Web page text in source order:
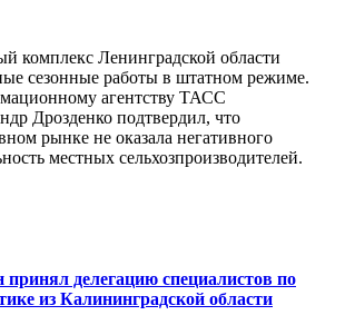
комплекс Ленинградской области
сезонные работы в штатном режиме.
агентству ТАСС
Дрозденко подтвердил, что
рынке не оказала негативного
местных сельхозпроизводителей.
делегацию специалистов по
из Калининградской области